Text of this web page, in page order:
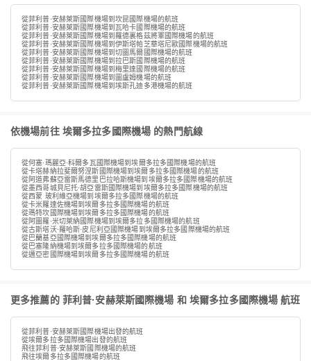
從菲利普·安赫萊斯國際機場到坎昆國際機場的航班
從菲利普·安赫萊斯國際機場到瓦哈卡國際機場的航班
從菲利普·安赫萊斯國際機場到羅德裏格茲將軍國際機場的航班
從菲利普·安赫萊斯國際機場到伊斯塔帕芝華塔尼歐國際機場的航班
從菲利普·安赫萊斯國際機場到切圖馬爾國際機場的航班
從菲利普·安赫萊斯國際機場到拉巴斯國際機場的航班
從菲利普·安赫萊斯國際機場到梅里達國際機場的航班
從菲利普·安赫萊斯國際機場到圖盧姆機場的航班
從菲利普·安赫萊斯國際機場到埃斯孔迪多港機場的航班
依機場前往 埃爾多拉多國際機場 的熱門航線
從何塞·瑪麗亞·科爾多瓦國際機場到埃爾多拉多國際機場的航班
從卡塔赫納拉斐爾努涅斯國際機場到埃爾多拉多國際機場的航班
從阿道弗蘇亞雷斯馬德里巴拉哈斯機場到埃爾多拉多國際機場的航班
從墨西哥城貝尼托·胡亞雷斯國際機場到埃爾多拉多國際機場的航班
從西蒙 玻利維亞機場到埃爾多拉多國際機場的航班
從卡米羅達佐機場到埃爾多拉多國際機場的航班
從瑪特坎國際機場到埃爾多拉多國際機場的航班
從阿圖羅·米切萊納國際機場到埃爾多拉多國際機場的航班
從古斯塔沃·羅哈斯·皮尼利亞國際機場到埃爾多拉多國際機場的航班
從巴蘭基亞國際機場到埃爾多拉多國際機場的航班
從巴塞隆納機場到埃爾多拉多國際機場的航班
從邁亞密國際機場到埃爾多拉多國際機場的航班
更多推薦的 菲利普·安赫萊斯國際機場 和 埃爾多拉多國際機場 航班
從菲利普·安赫萊斯國際機場出發的航班
從埃爾多拉多國際機場出發的航班
飛往菲利普·安赫萊斯國際機場的航班
飛往埃爾多拉多國際機場的航班